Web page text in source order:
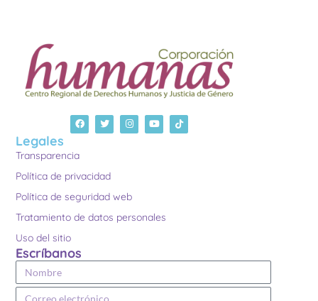
Legales
Transparencia
Política de privacidad
Política de seguridad web
Tratamiento de datos personales
Uso del sitio
Escríbanos